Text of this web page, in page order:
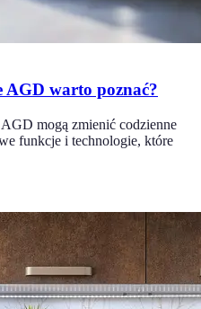
AGD warto poznać?
mogą zmienić codzienne
funkcje i technologie, które